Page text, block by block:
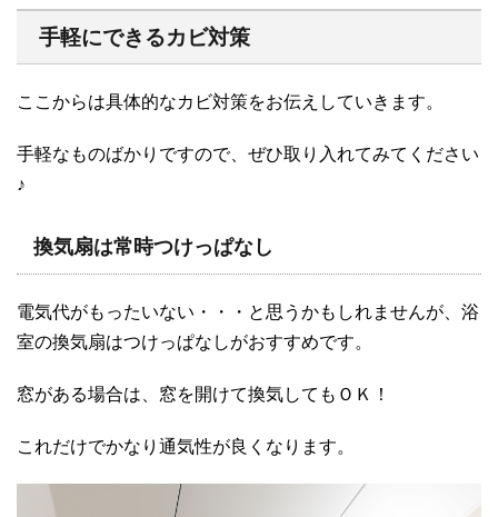
手軽にできるカビ対策
ここからは具体的なカビ対策をお伝えしていきます。
手軽なものばかりですので、ぜひ取り入れてみてください
♪
換気扇は常時つけっぱなし
電気代がもったいない・・・と思うかもしれませんが、浴
室の換気扇はつけっぱなしがおすすめです。
窓がある場合は、窓を開けて換気してもＯＫ！
これだけでかなり通気性が良くなります。